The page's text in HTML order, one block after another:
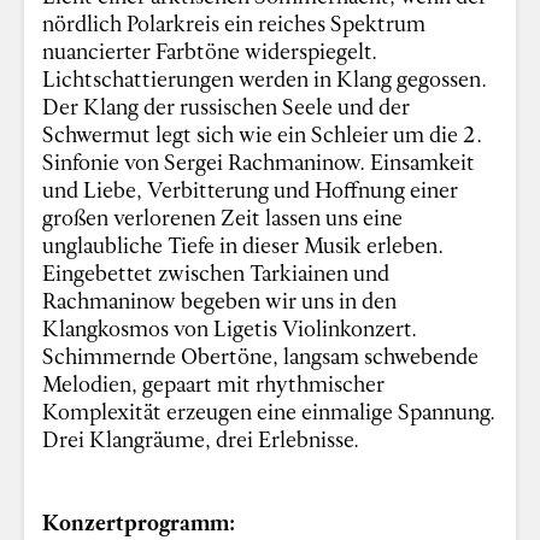
nördlich Polarkreis ein reiches Spektrum
nuancierter Farbtöne widerspiegelt.
Lichtschattierungen werden in Klang gegossen.
Der Klang der russischen Seele und der
Schwermut legt sich wie ein Schleier um die 2.
Sinfonie von Sergei Rachmaninow. Einsamkeit
und Liebe, Verbitterung und Hoffnung einer
großen verlorenen Zeit lassen uns eine
unglaubliche Tiefe in dieser Musik erleben.
Eingebettet zwischen Tarkiainen und
Rachmaninow begeben wir uns in den
Klangkosmos von Ligetis Violinkonzert.
Schimmernde Obertöne, langsam schwebende
Melodien, gepaart mit rhythmischer
Komplexität erzeugen eine einmalige Spannung.
Drei Klangräume, drei Erlebnisse.
Konzertprogramm: